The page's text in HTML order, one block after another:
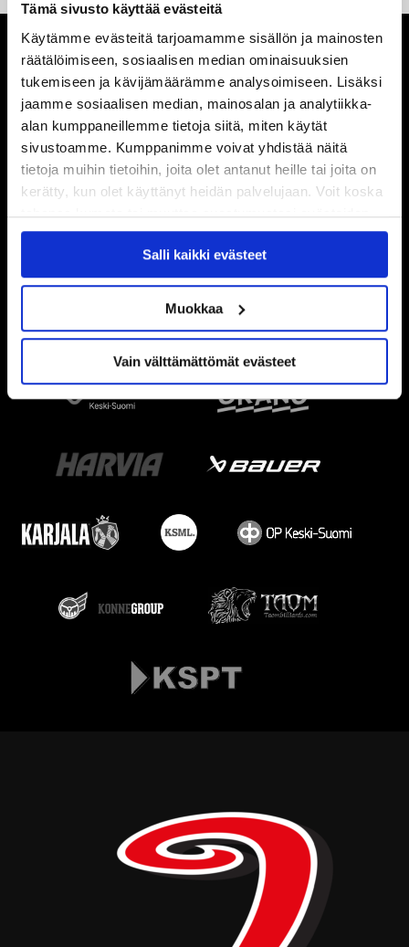
Tämä sivusto käyttää evästeitä
Käytämme evästeitä tarjoamamme sisällön ja mainosten
räätälöimiseen, sosiaalisen median ominaisuuksien
tukemiseen ja kävijämäärämme analysoimiseen. Lisäksi
jaamme sosiaalisen median, mainosalan ja analytiikka-
alan kumppaneillemme tietoja siitä, miten käytät
sivustoamme. Kumppanimme voivat yhdistää näitä
tietoja muihin tietoihin, joita olet antanut heille tai joita on
kerätty, kun olet käyttänyt heidän palvelujaan. Voit koska
tahansa kumota tai muuttaa suostumustasi evästeiden
käytöstäEvästeet-sivultamme.
Salli kaikki evästeet
Muokkaa
Vain välttämättömät evästeet